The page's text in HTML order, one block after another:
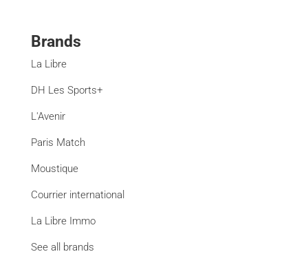
Brands
La Libre
DH Les Sports+
L'Avenir
Paris Match
Moustique
Courrier international
La Libre Immo
See all brands